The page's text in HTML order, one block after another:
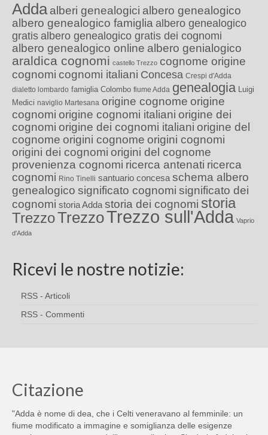
Adda alberi genealogici albero genealogico
albero genealogico famiglia albero genealogico
gratis albero genealogico gratis dei cognomi
albero genealogico online albero genialogico
araldica cognomi castello Trezzo cognome origine
cognomi cognomi italiani Concesa Crespi d'Adda
dialetto lombardo famiglia Colombo fiume Adda genealogia Luigi
Medici naviglio Martesana origine cognome origine
cognomi origine cognomi italiani origine dei
cognomi origine dei cognomi italiani origine del
cognome origini cognome origini cognomi
origini dei cognomi origini del cognome
provenienza cognomi ricerca antenati ricerca
cognomi Rino Tinelli santuario concesa schema albero
genealogico significato cognomi significato dei
cognomi storia Adda storia dei cognomi storia
TrezzoTrezzoTrezzo sull'Adda Vaprio
d'Adda
Ricevi le nostre notizie:
RSS - Articoli
RSS - Commenti
Citazione
"Adda è nome di dea, che i Celti veneravano al femminile: un
fiume modificato a immagine e somiglianza delle esigenze